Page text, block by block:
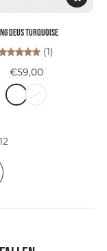
DEUS TURQUOISE
(1)
€59,00